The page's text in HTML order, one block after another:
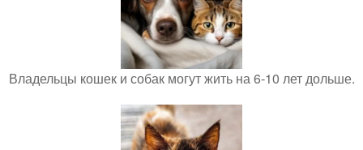
Владельцы кошек и собак могут жить на 6-10 лет дольше.